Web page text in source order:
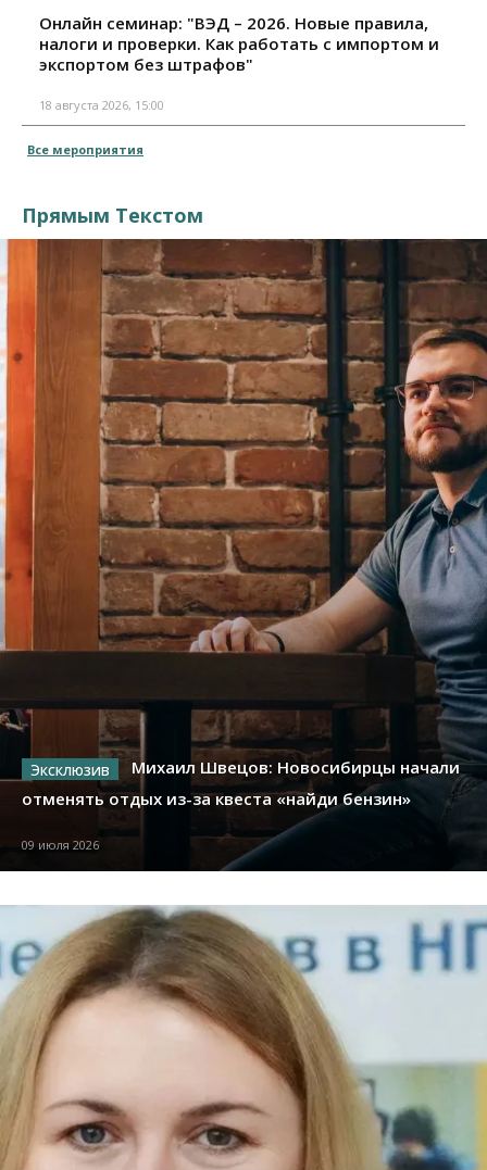
Онлайн семинар: "ВЭД – 2026. Новые правила,
налоги и проверки. Как работать с импортом и
экспортом без штрафов"
18 августа 2026, 15:00
Все мероприятия
Прямым Текстом
Михаил Швецов: Новосибирцы начали
отменять отдых из-за квеста «найди бензин»
09 июля 2026